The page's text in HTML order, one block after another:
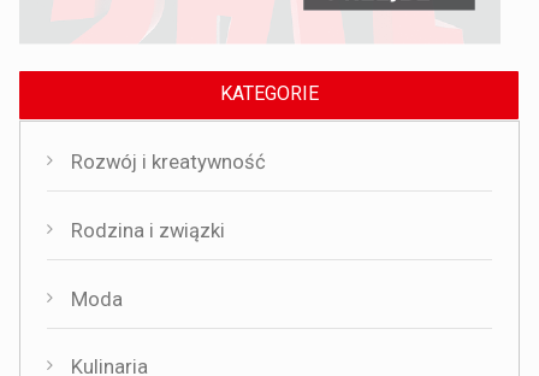
KATEGORIE
Rozwój i kreatywność
Rodzina i związki
Moda
Kulinaria